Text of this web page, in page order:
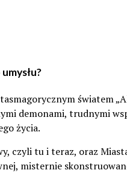
światem
demonami, trudnymi
życia.
czyli tu i teraz, oraz
misternie